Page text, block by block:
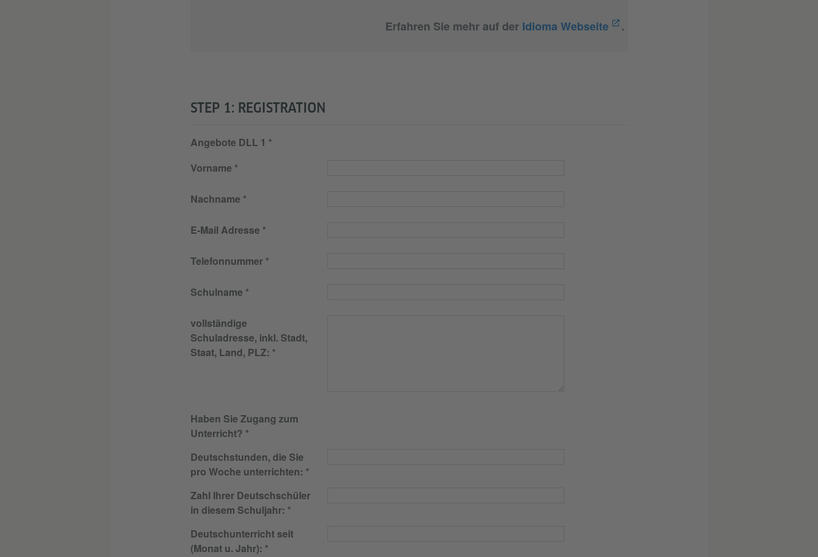
Erfahren Sie mehr auf der Idioma Webseite .
STEP 1: REGISTRATION
Angebote DLL 1
Vorname
Nachname
E-Mail Adresse
Telefonnummer
Schulname
vollständige
Schuladresse, inkl. Stadt,
Staat, Land, PLZ:
Haben Sie Zugang zum
Unterricht?
Deutschstunden, die Sie
pro Woche unterrichten:
Zahl Ihrer Deutschschüler
in diesem Schuljahr:
Deutschunterricht seit
(Monat u. Jahr):